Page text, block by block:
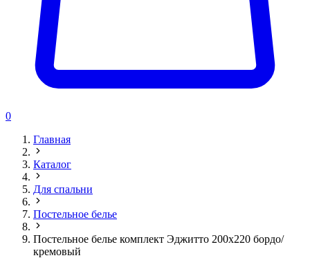
0
Главная
Каталог
Для спальни
Постельное белье
Постельное белье комплект Эджитто 200х220 бордо/
кремовый